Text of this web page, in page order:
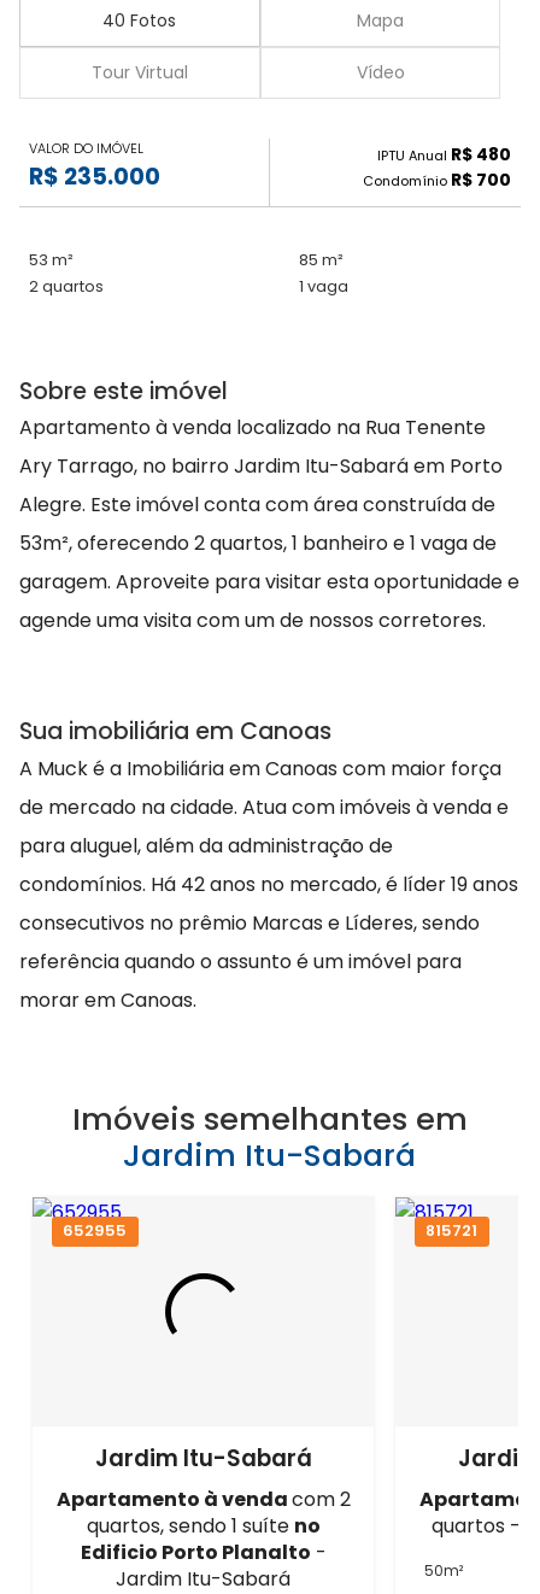
40 Fotos Mapa
Tour Virtual Vídeo
VALOR DO IMÓVEL
R$ 235.000
IPTU Anual R$ 480
Condomínio R$ 700
53 m²
85 m²
2 quartos
1 vaga
Sobre este imóvel
Apartamento à venda localizado na Rua Tenente
Ary Tarrago, no bairro Jardim Itu-Sabará em Porto
Alegre. Este imóvel conta com área construída de
53m², oferecendo 2 quartos, 1 banheiro e 1 vaga de
garagem. Aproveite para visitar esta oportunidade e
agende uma visita com um de nossos corretores.
Sua imobiliária em Canoas
A Muck é a Imobiliária em Canoas com maior força
de mercado na cidade. Atua com imóveis à venda e
para aluguel, além da administração de
condomínios. Há 42 anos no mercado, é líder 19 anos
consecutivos no prêmio Marcas e Líderes, sendo
referência quando o assunto é um imóvel para
morar em Canoas.
Imóveis semelhantes em
Jardim Itu-Sabará
652955
Jardim Itu-Sabará
Apartamento à vendacom 2
quartos, sendo 1 suíte no
Edificio Porto Planalto -
Jardim Itu-Sabará
815721
quartos -
50m²